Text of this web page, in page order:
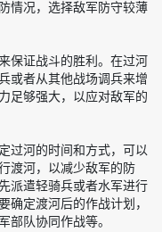
情况，选择敌军防守较薄
保证战斗的胜利。在过河
或者从其他战场调兵来增
足够强大，以应对敌军的
过河的时间和方式，可以
渡河，以减少敌军的防
派遣轻骑兵或者水军进行
定渡河后的作战计划，
部队协同作战等。